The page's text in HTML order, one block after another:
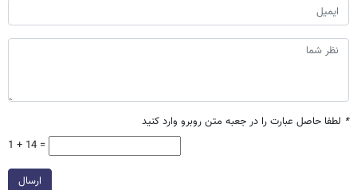
* لطفا حاصل عبارت را در جعبه متن روبرو وارد کنید
1 + 14 =
ارسال